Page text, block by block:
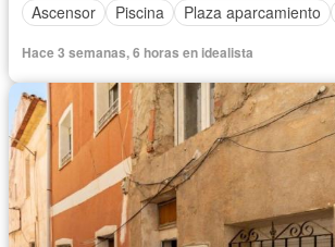
Ascensor
Piscina Plaza aparcamiento
Hace 3 semanas, 6 horas en idealista